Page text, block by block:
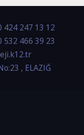
424 247 13 12
532 466 39 23
, ELAZIĞ